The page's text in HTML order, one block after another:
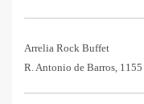
Arrelia Rock Buffet
R. Antonio de Barros,